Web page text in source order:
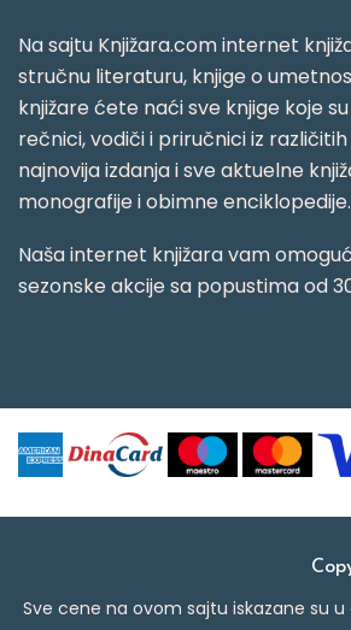
Na sajtu Knjižara.com internet
stručnu literaturu, knjige o
knjižare ćete naći sve knjige koje
rečnici, vodiči i priručnici iz
najnovija izdanja i sve aktuelne
monografije i obimne enciklopedije.
Naša internet knjižara vam
sezonske akcije sa popustima od
Sve cene na ovom sajtu iskazane su